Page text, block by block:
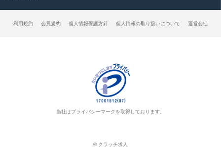
利用規約 会員規約 個人情報保護方針 個人情報の取り扱いについて 運営会社
当社はプライバシーマークを取得しております。
© クラッチ求人